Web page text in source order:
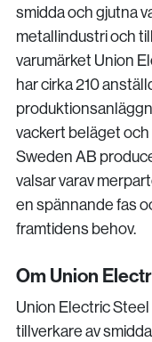
smidda och gjutna
metallindustri och
varumärket Union
har cirka 210
vackert beläget
Sweden AB
valsar varav
en spännande fas
framtidens behov.
Om Union
Union Electric
tillverkare av